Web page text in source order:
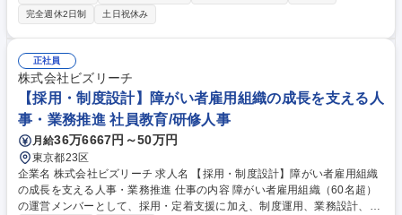
業務に従事していただきます。 【担当部署、業務例】 ■プロジェクト管
理、ベンダーコントロール ■決済業務システムの開発 ■決済業務システム
の運用設計、運用保守 SBグループのシナジーを活かした事業戦略を取っ
ており、生成AI・RPAなど最新のテクノロジーを採用したエンジニアリン
グが可能です。 募集職種 総合職採用(IT・エンジニア系)【ハイブリッドワ
ーク・フルフレックス制度】
完全週休2日制
土日祝休み
正社員
株式会社ビズリーチ
【採用・制度設計】障がい者雇用組織の成長を支える人
事・業務推進 社員教育/研修人事
月給36万6667円～50万円
東京都23区
企業名 株式会社ビズリーチ 求人名 【採用・制度設計】障がい者雇用組織
の成長を支える人事・業務推進 仕事の内容 障がい者雇用組織（60名超）
の運営メンバーとして、採用・定着支援に加え、制度運用、業務設計、組